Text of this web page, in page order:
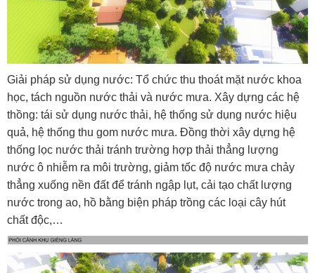
Giải pháp sử dụng nước: Tổ chức thu thoát mặt nước khoa
học, tách nguồn nước thải và nước mưa. Xây dựng các hệ
thồng: tái sử dụng nước thải, hệ thống sử dụng nước hiệu
quả, hệ thống thu gom nước mưa. Đồng thời xây dựng hệ
thống lọc nước thải tránh trường hợp thải thẳng lượng
nước ô nhiễm ra môi trường, giảm tốc độ nước mưa chảy
thẳng xuống nền đất để tránh ngập lụt, cải tạo chất lượng
nước trong ao, hồ bằng biện pháp trồng các loại cây hút
chất độc,…